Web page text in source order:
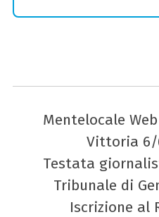
Mentelocale
Vittoria 6/
Testata
Tribunale di
Iscrizione al